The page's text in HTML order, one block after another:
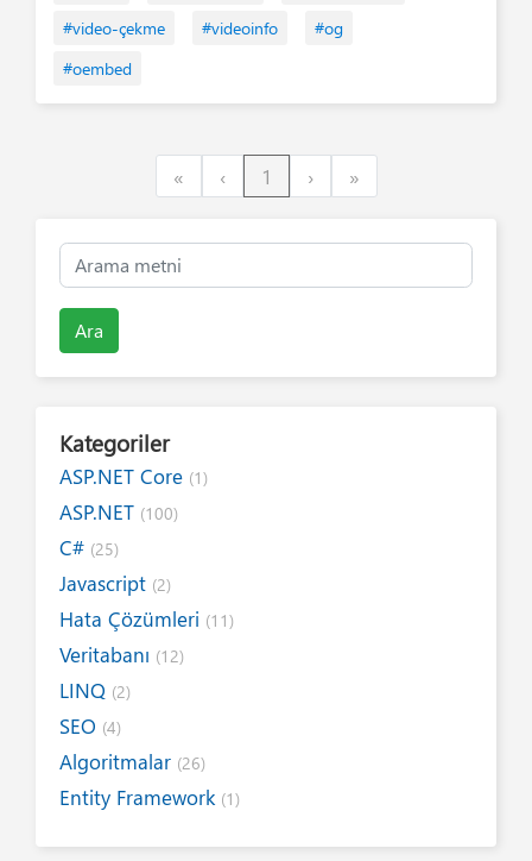
#video-çekme
#videoinfo
#og
#oembed
«First ‹Previous
1 ›Next»Last
Ara
Kategoriler
ASP.NET Core (1)
ASP.NET (100)
C# (25)
Javascript (2)
Hata Çözümleri (11)
Veritabanı (12)
LINQ (2)
SEO (4)
Algoritmalar (26)
Entity Framework (1)